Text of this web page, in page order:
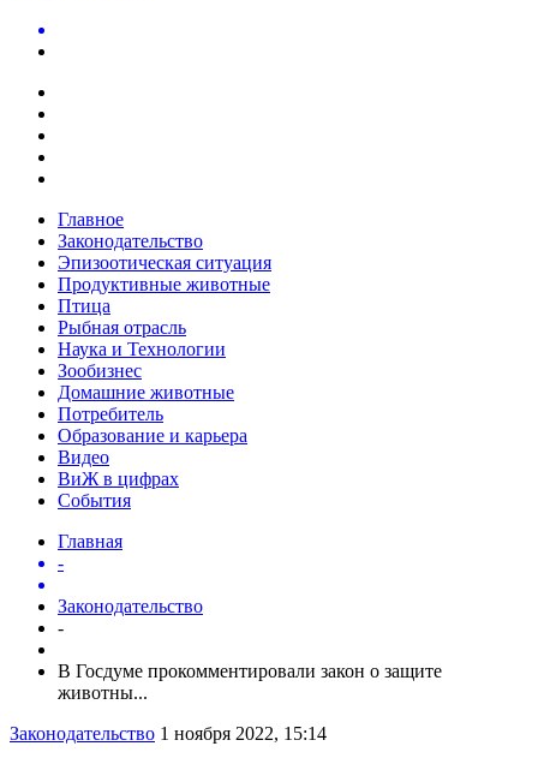
Главное
Законодательство
Эпизоотическая ситуация
Продуктивные животные
Птица
Рыбная отрасль
Наука и Технологии
Зообизнес
Домашние животные
Потребитель
Образование и карьера
Видео
ВиЖ в цифрах
События
Главная
-
Законодательство
-
В Госдуме прокомментировали закон о защите
животны...
Законодательство 1 ноября 2022, 15:14